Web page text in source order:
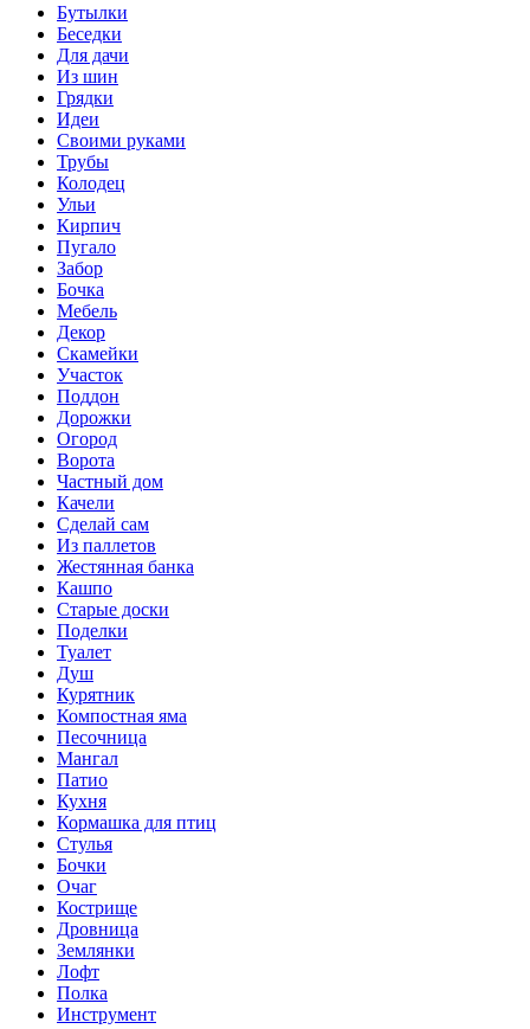
Бутылки
Беседки
Для дачи
Из шин
Грядки
Идеи
Своими руками
Трубы
Колодец
Ульи
Кирпич
Пугало
Забор
Бочка
Мебель
Декор
Скамейки
Участок
Поддон
Дорожки
Огород
Ворота
Частный дом
Качели
Сделай сам
Из паллетов
Жестянная банка
Кашпо
Старые доски
Поделки
Туалет
Душ
Курятник
Компостная яма
Песочница
Мангал
Патио
Кухня
Кормашка для птиц
Стулья
Бочки
Очаг
Кострище
Дровница
Землянки
Лофт
Полка
Инструмент